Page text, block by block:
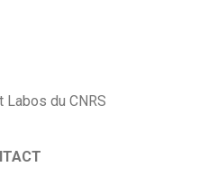
Labos du CNRS